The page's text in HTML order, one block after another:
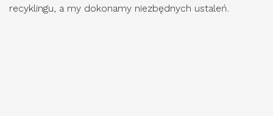
recyklingu, a my dokonamy niezbędnych ustaleń.